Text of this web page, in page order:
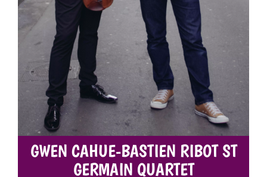
GWEN CAHUE-BASTIEN RIBOT ST
GERMAIN QUARTET